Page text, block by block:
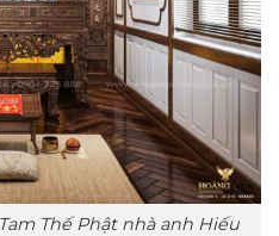
Thế Phật nhà anh Hiếu